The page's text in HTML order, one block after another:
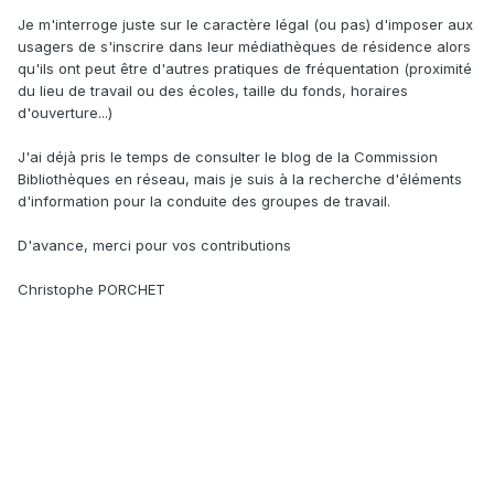
Je m'interroge juste sur le caractère légal (ou pas) d'imposer aux
usagers de s'inscrire dans leur médiathèques de résidence alors
qu'ils ont peut être d'autres pratiques de fréquentation (proximité
du lieu de travail ou des écoles, taille du fonds, horaires
d'ouverture...)
J'ai déjà pris le temps de consulter le blog de la Commission
Bibliothèques en réseau, mais je suis à la recherche d'éléments
d'information pour la conduite des groupes de travail.
D'avance, merci pour vos contributions
Christophe PORCHET